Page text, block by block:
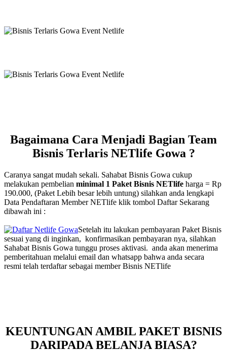
Bagaimana Cara Menjadi Bagian Team
Bisnis Terlaris NETlife Gowa ?
Caranya sangat mudah sekali. Sahabat Bisnis Gowa cukup
melakukan pembelian minimal 1 Paket Bisnis NETlife harga = Rp
190.000, (Paket Lebih besar lebih untung) silahkan anda lengkapi
Data Pendaftaran Member NETlife klik tombol Daftar Sekarang
dibawah ini :
Setelah itu lakukan pembayaran Paket Bisnis
sesuai yang di inginkan, konfirmasikan pembayaran nya, silahkan
Sahabat Bisnis Gowa tunggu proses aktivasi. anda akan menerima
pemberitahuan melalui email dan whatsapp bahwa anda secara
resmi telah terdaftar sebagai member Bisnis NETlife
KEUNTUNGAN AMBIL PAKET BISNIS
DARIPADA BELANJA BIASA?